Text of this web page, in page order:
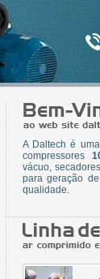
A Daltech é
compressores
vácuo,
para geração
qualidade.